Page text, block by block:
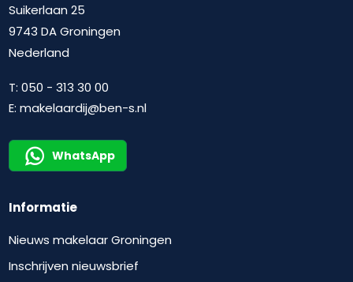
Suikerlaan 25
9743 DA Groningen
Nederland
T:050 - 313 30 00
E:makelaardij@ben-s.nl
WhatsApp
Informatie
Nieuws makelaar Groningen
Inschrijven nieuwsbrief